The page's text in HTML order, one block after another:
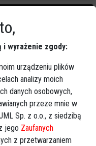
↗Udostępnij
i wyrażenie zgody:
urządzeniu plików
analizy moich
danych osobowych,
przeze mnie w
Sp. z o.o., z siedzibą
jego Zaufanych
z przetwarzaniem